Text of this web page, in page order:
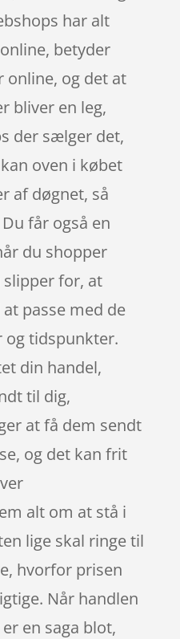
har alt
betyder
online, og det at
bliver en leg,
der sælger det,
oven i købet
af døgnet, så
får også en
du shopper
for, at
passe med de
og tidspunkter.
din handel,
til dig,
at få dem sendt
og det kan frit
alt om at stå i
lige skal ringe til
hvorfor prisen
Når handlen
en saga blot,